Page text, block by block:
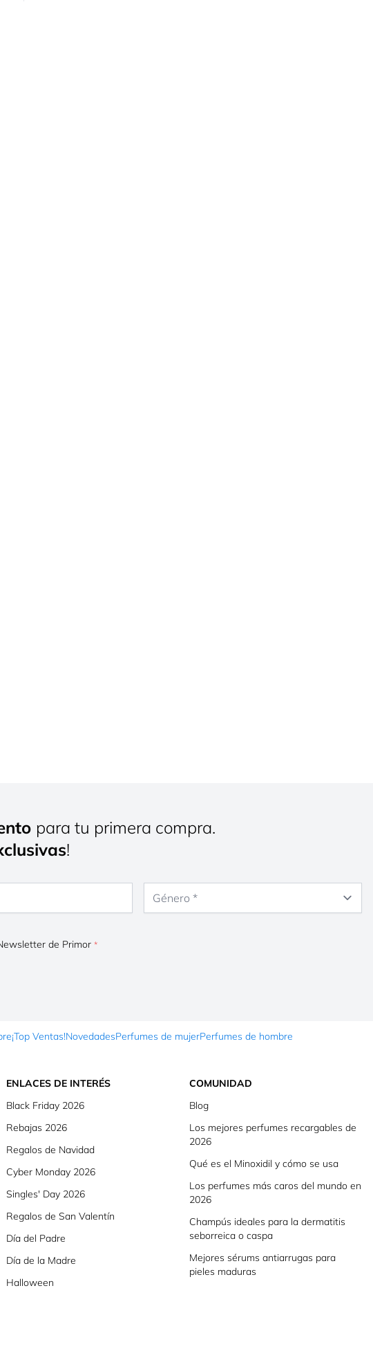
para tu primera compra.
!
de Primor
¡Top Ventas!NovedadesPerfumes de mujerPerfumes de hombre
ENLACES DE INTERÉS
Black Friday 2026
Rebajas 2026
Regalos de Navidad
Cyber Monday 2026
Singles' Day 2026
Regalos de San Valentín
Día del Padre
Día de la Madre
Halloween
COMUNIDAD
Blog
Los mejores perfumes recargables de
2026
Qué es el Minoxidil y cómo se usa
Los perfumes más caros del mundo en
2026
Champús ideales para la dermatitis
seborreica o caspa
Mejores sérums antiarrugas para
pieles maduras